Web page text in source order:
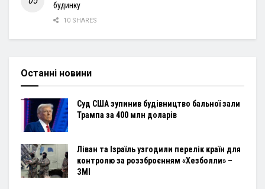
будинку
10 SHARES
Останні новини
Суд США зупинив будівництво бальної зали
Трампа за 400 млн доларів
Ліван та Ізраїль узгодили перелік країн для
контролю за роззброєнням «Хезболли» –
ЗМІ